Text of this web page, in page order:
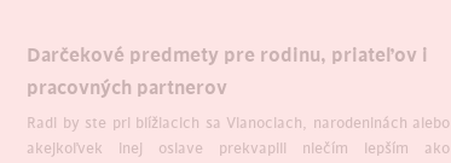
Darčekové predmety pre rodinu, priateľov i
pracovných partnerov
Radi by ste pri blížiacich sa Vianociach, narodeninách alebo
akejkoľvek inej oslave prekvapili niečím lepším ako